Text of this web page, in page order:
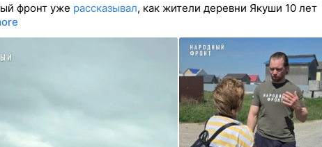
фронт уже рассказывал, как жители деревни Якуши 10 лет